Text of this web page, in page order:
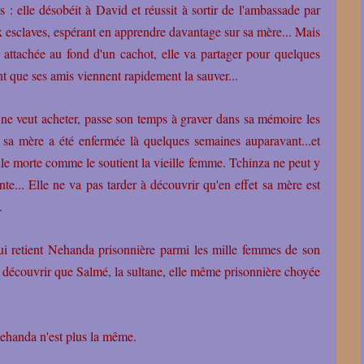
: elle désobéit à David et réussit à sortir de l'ambassade par
espérant en apprendre davantage sur sa mère... Mais
au fond d'un cachot, elle va partager pour quelques
que ses amis viennent rapidement la sauver...
veut acheter, passe son temps à graver dans sa mémoire les
mère a été enfermée là quelques semaines auparavant...et
morte comme le soutient la vieille femme. Tchinza ne peut y
Elle ne va pas tarder à découvrir qu'en effet sa mère est
Nehanda prisonnière parmi les mille femmes de son
que Salmé, la sultane, elle même prisonnière choyée
n'est plus la même.